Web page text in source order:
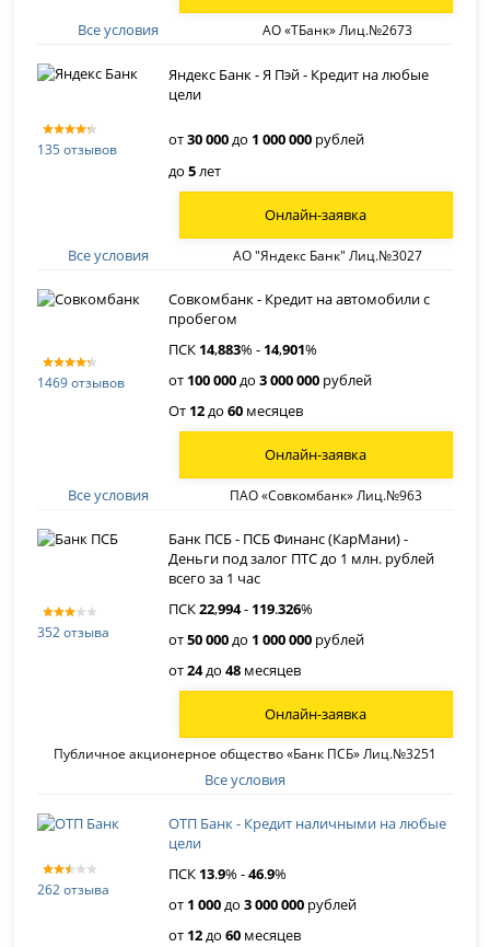
Все условия АО «ТБанк» Лиц.№2673
135 отзывов
Яндекс Банк - Я Пэй - Кредит на любые
цели
от30 000до 1 000 000 рублей
до5 лет
Все условия АО "Яндекс Банк" Лиц.№3027
Онлайн-заявка
1469 отзывов
Совкомбанк - Кредит на автомобили с
пробегом
ПСК 14,883% - 14,901%
от 100 000до3 000 000 рублей
От 12до60 месяцев
Все условия ПАО «Совкомбанк» Лиц.№963
Онлайн-заявка
352 отзыва
Банк ПСБ - ПСБ Финанс (КарМани) -
Деньги под залог ПТС до 1 млн. рублей
всего за 1 час
ПСК22,994- 119.326%
от50 000до 1 000 000 рублей
от24до48 месяцев
Все условия
Публичное акционерное общество «Банк ПСБ» Лиц.№3251
Онлайн-заявка
262 отзыва
ОТП Банк - Кредит наличными на любые
цели
ПСК 13.9% -46.9%
от 1 000до3 000 000 рублей
от 12до60 месяцев